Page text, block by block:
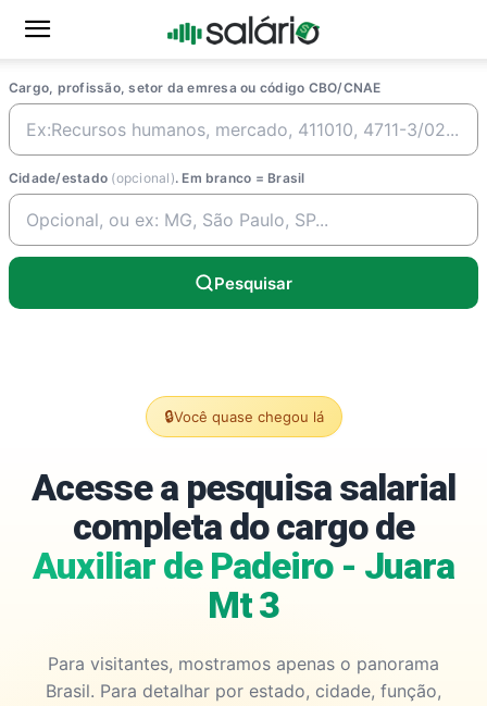
Cargo, profissão, setor da emresa ou código CBO/CNAE
Cidade/estado (opcional). Em branco = Brasil
Pesquisar
🔒Você quase chegou lá
Acesse a pesquisa salarial
completa do cargo de
Auxiliar de Padeiro - Juara
Mt 3
Para visitantes, mostramos apenas o panorama
Brasil. Para detalhar por estado, cidade, função,